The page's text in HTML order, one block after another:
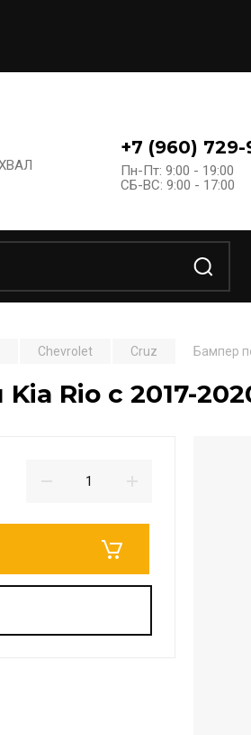
+7 (960) 729-
Пн-Пт: 9:00 - 19:00
СБ-ВС: 9:00 - 17:00
Chevrolet Cruz Бампер
Rio c 2017-